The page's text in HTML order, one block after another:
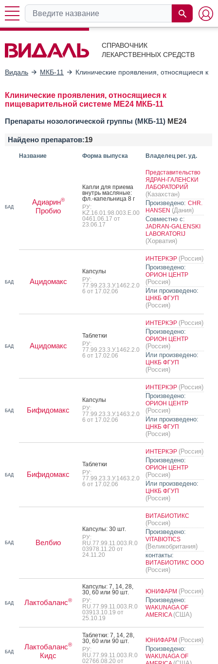
СПРАВОЧНИК
ЛЕКАРСТВЕННЫХ СРЕДСТВ
Видаль МКБ-11 Клинические проявления, относящиеся к
Клинические проявления, относящиеся к
пищеварительной системе ME24 МКБ-11
Препараты нозологической группы (МКБ-11) ME24
Найдено препаратов:19
Название Форма выпуска Владелец рег. уд.
БАД
Адиарин®
Пробио
Кап­ли для при­ема
внутрь мас­ля­ные:
фл.-ка­пель­ни­ца 8 г
РУ:
KZ.16.01.98.003.Е.00
0461.06.17 от
23.06.17
Представительство
ЯДРАН-ГАЛЕНСКИ
ЛАБОРАТОРИЙ
(Казахстан)
Произведено: CHR.
HANSEN (Дания)
Совместно с:
JADRAN-GALENSKI
LABORATORIJ
(Хорватия)
БАД Ацидомакс
Кап­су­лы
РУ:
77.99.23.3.У.1462.2.0
6 от 17.02.06
ИНТЕРКЭР (Россия)
Произведено:
ОРИОН ЦЕНТР
(Россия)
Или произведено:
ЦНКБ ФГУП
(Россия)
БАД Ацидомакс
Таб­летки
РУ:
77.99.23.3.У.1462.2.0
6 от 17.02.06
ИНТЕРКЭР (Россия)
Произведено:
ОРИОН ЦЕНТР
(Россия)
Или произведено:
ЦНКБ ФГУП
(Россия)
БАД Бифидомакс
Кап­су­лы
РУ:
77.99.23.3.У.1463.2.0
6 от 17.02.06
ИНТЕРКЭР (Россия)
Произведено:
ОРИОН ЦЕНТР
(Россия)
Или произведено:
ЦНКБ ФГУП
(Россия)
БАД Бифидомакс
Таб­летки
РУ:
77.99.23.3.У.1463.2.0
6 от 17.02.06
ИНТЕРКЭР (Россия)
Произведено:
ОРИОН ЦЕНТР
(Россия)
Или произведено:
ЦНКБ ФГУП
(Россия)
БАД Велбио
Кап­су­лы: 30 шт.
РУ:
RU.77.99.11.003.R.0
03978.11.20 от
24.11.20
ВИТАБИОТИКС
(Россия)
Произведено:
VITABIOTICS
(Великобритания)
контакты:
ВИТАБИОТИКС ООО
(Россия)
БАД Лактобаланс®
Кап­су­лы: 7, 14, 28,
30, 60 или 90 шт.
РУ:
RU.77.99.11.003.R.0
03913.10.19 от
25.10.19
ЮНИФАРМ (Россия)
Произведено:
WAKUNAGA OF
AMERICA (США)
БАД
Лактобаланс®
Кидс
Таб­летки: 7, 14, 28,
30, 60 или 90 шт.
РУ:
RU.77.99.11.003.R.0
02766.08.20 от
ЮНИФАРМ (Россия)
Произведено:
WAKUNAGA OF